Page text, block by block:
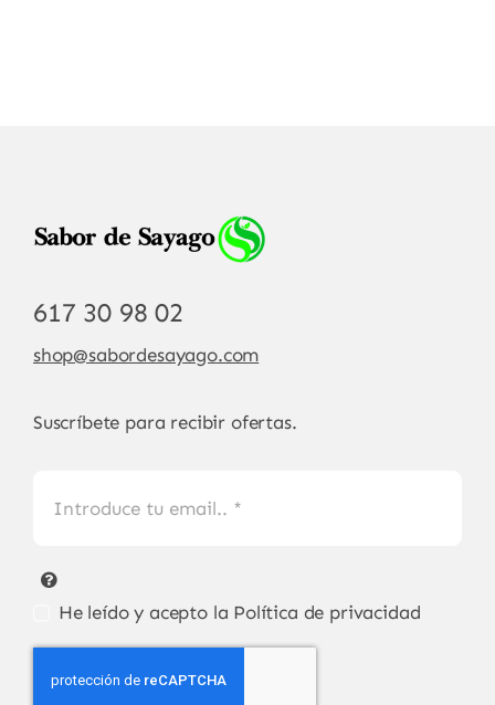
617 30 98 02
shop@sabordesayago.com
Suscríbete para recibir ofertas.
He leído y acepto la Política de privacidad